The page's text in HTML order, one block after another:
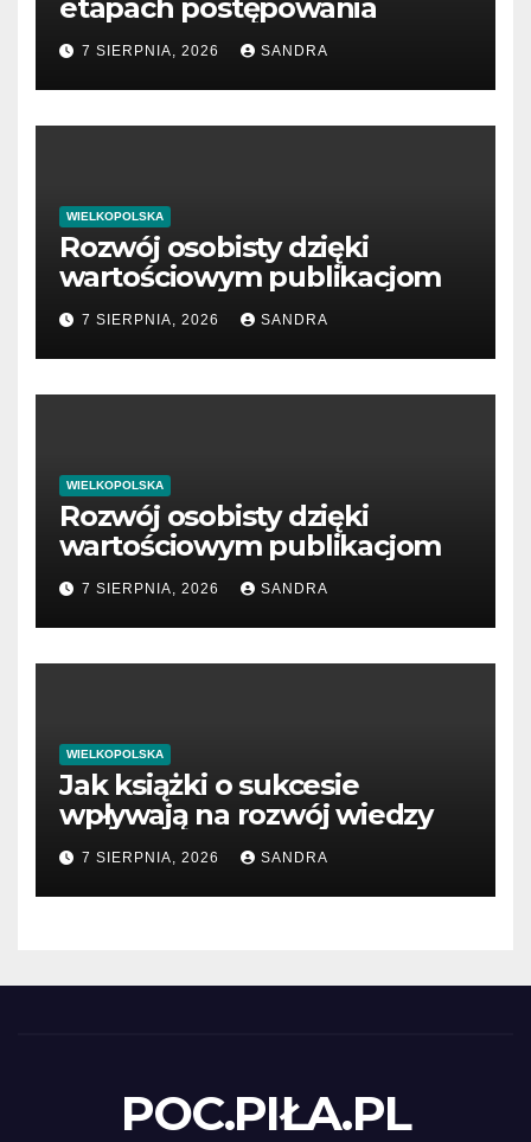
etapach postępowania
7 SIERPNIA, 2026 SANDRA
WIELKOPOLSKA
Rozwój osobisty dzięki
wartościowym publikacjom
7 SIERPNIA, 2026 SANDRA
WIELKOPOLSKA
Rozwój osobisty dzięki
wartościowym publikacjom
7 SIERPNIA, 2026 SANDRA
WIELKOPOLSKA
Jak książki o sukcesie
wpływają na rozwój wiedzy
7 SIERPNIA, 2026 SANDRA
POC.PIŁA.PL